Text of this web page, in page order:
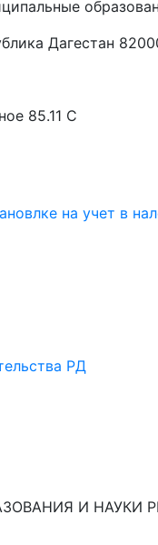
Дагестан
85.11 C
на учет в
РД
И НАУКИ